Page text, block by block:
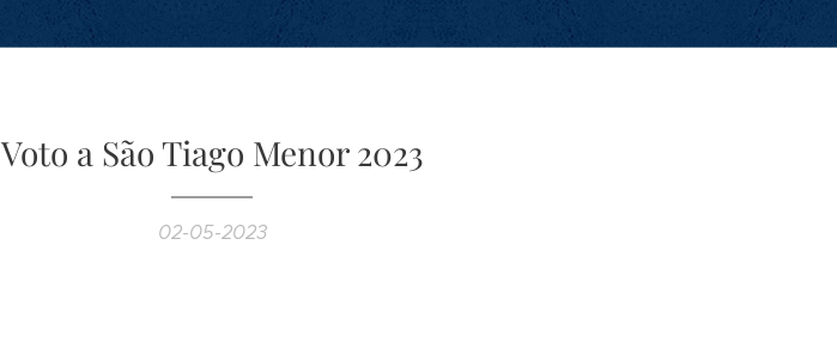
Voto a São Tiago Menor 2023
02-05-2023